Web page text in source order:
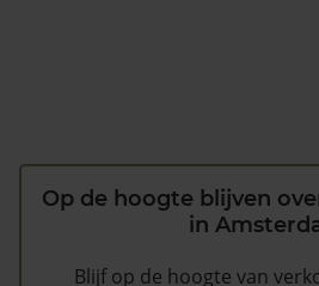
Op de hoogte blijven
in
Blijf op de hoogte van